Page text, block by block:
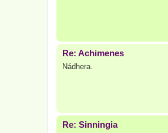
Re: Achimenes
Nádhera.
Re: Sinningia